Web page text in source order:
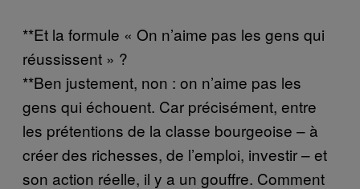
**Et la formule « On n’aime pas les gens qui
réussissent » ?
**Ben justement, non : on n’aime pas les
gens qui échouent. Car précisément, entre
les prétentions de la classe bourgeoise – à
créer des richesses, de l’emploi, investir – et
son action réelle, il y a un gouffre. Comment